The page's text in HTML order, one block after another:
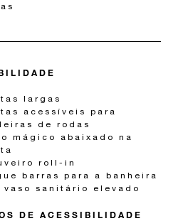
largas
acessíveis para
de rodas
mágico abaixado na
roll-in
barras para a banheira
vaso sanitário elevado
DE ACESSIBILIDADE